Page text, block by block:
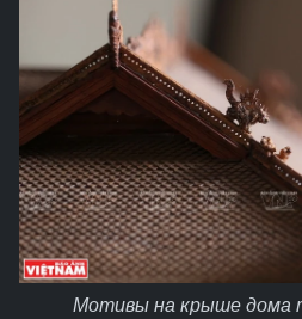
Мотивы на крыше дома